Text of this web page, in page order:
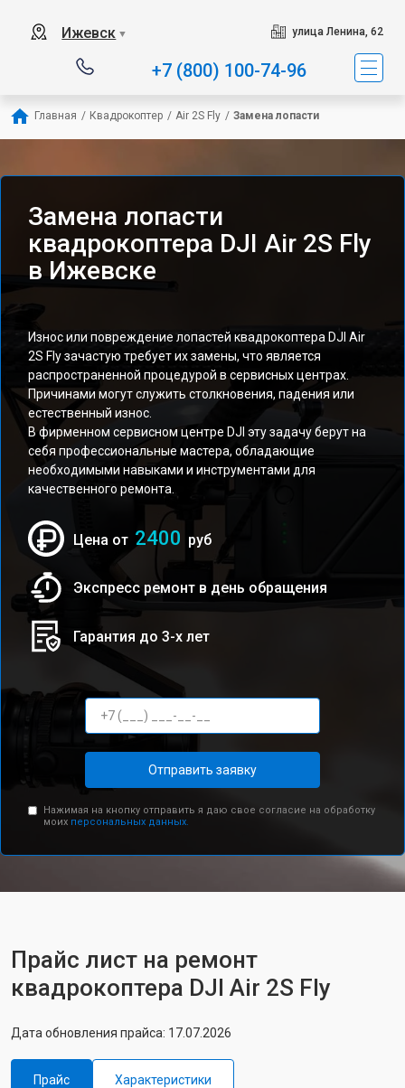
Ижевск ▼ улица Ленина, 62
+7 (800) 100-74-96
Главная / Квадрокоптер / Air 2S Fly / Замена лопасти
Замена лопасти
квадрокоптера DJI Air 2S Fly
в Ижевске
Износ или повреждение лопастей квадрокоптера DJI Air
2S Fly зачастую требует их замены, что является
распространенной процедурой в сервисных центрах.
Причинами могут служить столкновения, падения или
естественный износ.
В фирменном сервисном центре DJI эту задачу берут на
себя профессиональные мастера, обладающие
необходимыми навыками и инструментами для
качественного ремонта.
Цена от 2400 руб
Экспресс ремонт в день обращения
Гарантия до 3-х лет
Отправить заявку
Нажимая на кнопку отправить я даю свое согласие на обработку
моих персональных данных.
Прайс лист на ремонт
квадрокоптера DJI Air 2S Fly
Дата обновления прайса: 17.07.2026
Прайс Характеристики